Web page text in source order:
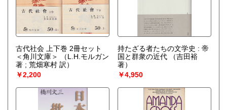
古代社会 上下巻 2冊セット
＜角川文庫＞
（L.H.モルガン
著 ; 荒畑寒村 訳）
￥2,200
持たざる者たちの文学史 : 帝
国と群衆の近代
（吉田裕
著）
￥4,950